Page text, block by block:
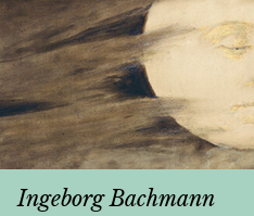
Ingeborg Bachmann